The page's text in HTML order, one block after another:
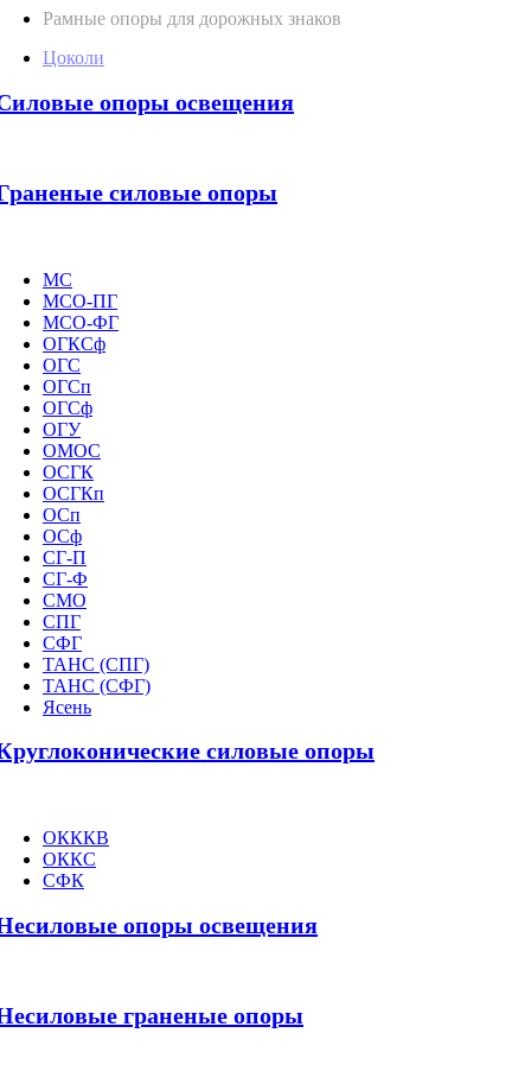
Рамные опоры для дорожных знаков
Цоколи
опоры освещения
силовые опоры
МС
МСО-ПГ
МСО-ФГ
ОГКСф
ОГС
ОГСп
ОГСф
ОГУ
ОМОС
ОСГК
ОСГКп
ОСп
ОСф
СГ-П
СГ-Ф
СМО
СПГ
СФГ
ТАНС (СПГ)
ТАНС (СФГ)
Ясень
силовые опоры
ОКККВ
ОККС
СФК
опоры освещения
граненые опоры